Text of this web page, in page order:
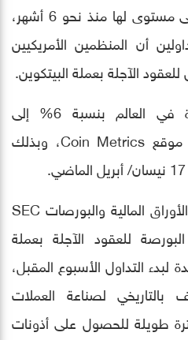
ألف دولار أمريكي، وهو أعلى مستوى لها منذ نحو 6 أشهر،
أن المنظمين الأمريكيين
الآجلة بعملة البيتكوين.
وقفزت أكبر عملة مشفرة في العالم بنسبة 6% إلى
61,488.41 دولارًا، بحسب موقع Coin Metrics، وبذلك
ومن المقرر أن تسمح لجنة الأوراق المالية والبورصات SEC
للعقود الآجلة بعملة
لبدء التداول الأسبوع المقبل،
لصناعة العملات
طويلة للحصول على أذونات